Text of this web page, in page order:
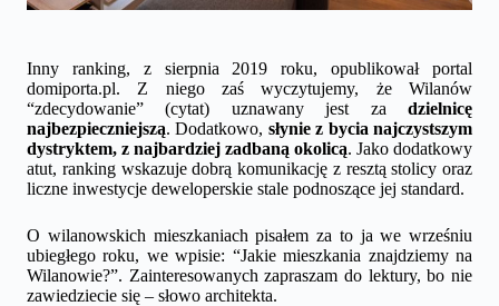
Inny ranking, z sierpnia 2019 roku, opublikował portal
domiporta.pl. Z niego zaś wyczytujemy, że Wilanów
“zdecydowanie” (cytat) uznawany jest za dzielnicę
najbezpieczniejszą. Dodatkowo, słynie z bycia najczystszym
dystryktem, z najbardziej zadbaną okolicą. Jako dodatkowy
atut, ranking wskazuje dobrą komunikację z resztą stolicy oraz
liczne inwestycje deweloperskie stale podnoszące jej standard.
O wilanowskich mieszkaniach pisałem za to ja we wrześniu
ubiegłego roku, we wpisie: “Jakie mieszkania znajdziemy na
Wilanowie?”. Zainteresowanych zapraszam do lektury, bo nie
zawiedziecie się – słowo architekta.